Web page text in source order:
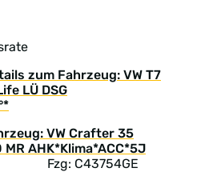
zum Fahrzeug: VW T7
LÜ DSG
Fzg: C43754GE